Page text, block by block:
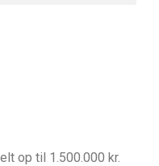
op til 1.500.000 kr.